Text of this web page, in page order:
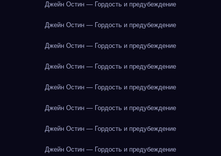
Джейн Остин — Гордость и предубеждение
Джейн Остин — Гордость и предубеждение
Джейн Остин — Гордость и предубеждение
Джейн Остин — Гордость и предубеждение
Джейн Остин — Гордость и предубеждение
Джейн Остин — Гордость и предубеждение
Джейн Остин — Гордость и предубеждение
Джейн Остин — Гордость и предубеждение